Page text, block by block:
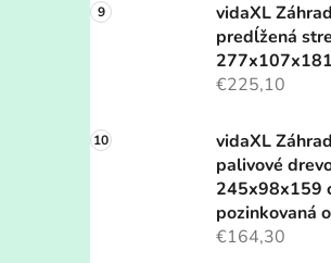
vidaXL
predĺžená
€225,10
vidaXL
palivové
245x98x159
pozinkovaná
€164,30